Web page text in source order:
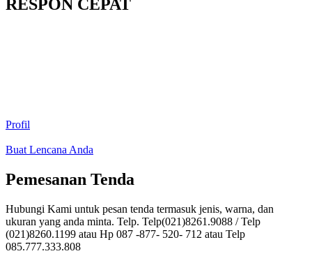
RESPON CEPAT
Profil
Buat Lencana Anda
Pemesanan Tenda
Hubungi Kami untuk pesan tenda termasuk jenis, warna, dan
ukuran yang anda minta. Telp. Telp(021)8261.9088 / Telp
(021)8260.1199 atau Hp 087 -877- 520- 712 atau Telp
085.777.333.808